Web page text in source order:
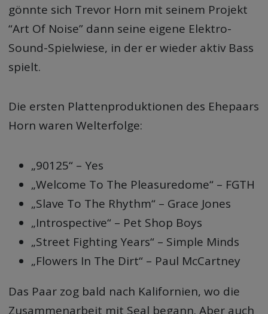
gönnte sich Trevor Horn mit seinem Projekt
“Art Of Noise” dann seine eigene Elektro-
Sound-Spielwiese, in der er wieder aktiv Bass
spielt.
Die ersten Plattenproduktionen des Ehepaars
Horn waren Welterfolge:
„90125“ – Yes
„Welcome To The Pleasuredome“ – FGTH
„Slave To The Rhythm“ – Grace Jones
„Introspective“ – Pet Shop Boys
„Street Fighting Years“ – Simple Minds
„Flowers In The Dirt“ – Paul McCartney
Das Paar zog bald nach Kalifornien, wo die
Zusammenarbeit mit Seal begann. Aber auch